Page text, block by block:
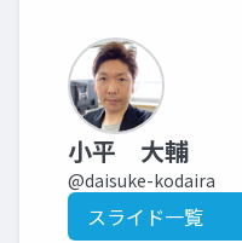
小平 大輔
@daisuke-kodaira
スライド一覧